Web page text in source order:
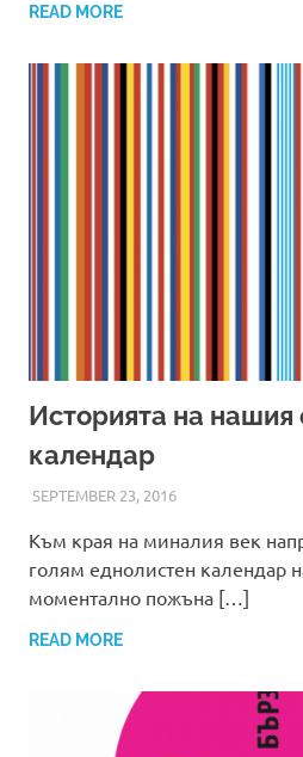
READ MORE
Историята на
календар
SEPTEMBER 23, 2016ADMIN
Към края на миналия век
голям еднолистен календар
моментално пожъна […]
READ MORE